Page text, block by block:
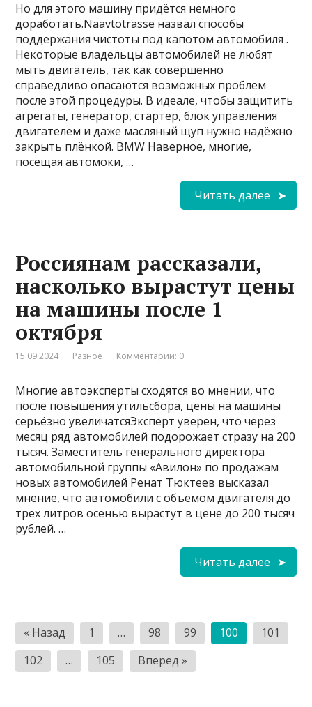
Но для этого машину придётся немного
доработать.Naavtotrasse назвал способы
поддержания чистоты под капотом автомобиля .
Некоторые владельцы автомобилей не любят
мыть двигатель, так как совершенно
справедливо опасаются возможных проблем
после этой процедуры. В идеале, чтобы защитить
агрегаты, ге­нератор, стартер, блок управления
двигателем и даже масляный щуп нужно надёжно
закрыть плёнкой. BMW Наверное, многие,
посещая автомоки, …
Читать далее
Россиянам рассказали,
насколько вырастут цены
на машины после 1
октября
15.09.2024 Разное Комментарии: 0
Многие автоэксперты сходятся во мнении, что
после повышения утильсбора, цены на машины
серьёзно увеличатсяЭксперт уверен, что через
месяц ряд автомобилей подорожает стразу на 200
тысяч. Заместитель генерального директора
автомобильной группы «Авилон» по продажам
новых автомобилей Ренат Тюктеев высказал
мнение, что автомобили с объёмом двигателя до
трех литров осенью вырастут в цене до 200 тысяч
рублей. …
Читать далее
Пагинация
записей
« Назад 1 … 98 99 100
101
102
… 105 Вперед »